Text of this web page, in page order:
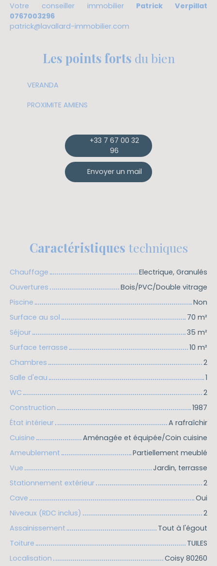
Votre conseiller immobilier Patrick Verpillat
0767003296
patrick@lavallard-immobilier.com
Les points forts du bien
VERANDA
PROXIMITE AMIENS
+33 7 67 00 32
96
Envoyer un mail
Caractéristiques techniques
Chauffage
Electrique, Granulés
Ouvertures
Bois/PVC/Double vitrage
Piscine
Non
Surface au sol
70 m²
Séjour
35 m²
Surface terrasse
10 m²
Chambres
2
Salle d'eau
1
WC
2
Construction
1987
État intérieur
A rafraîchir
Cuisine
Aménagée et équipée/Coin cuisine
Ameublement
Partiellement meublé
Vue
Jardin, terrasse
Stationnement extérieur
2
Cave
Oui
Niveaux (RDC inclus)
2
Assainissement
Tout à l'égout
Toiture
TUILES
Localisation
Coisy 80260